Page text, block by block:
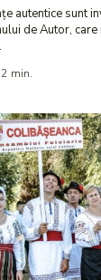
autentice sunt
de Autor, care
2 min.